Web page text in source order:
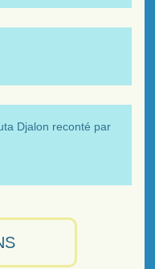
Djalon reconté par